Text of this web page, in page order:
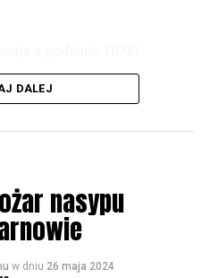
i „Specyficzni”.
DALEJ
nasypu
w dniu 26 maja 2024